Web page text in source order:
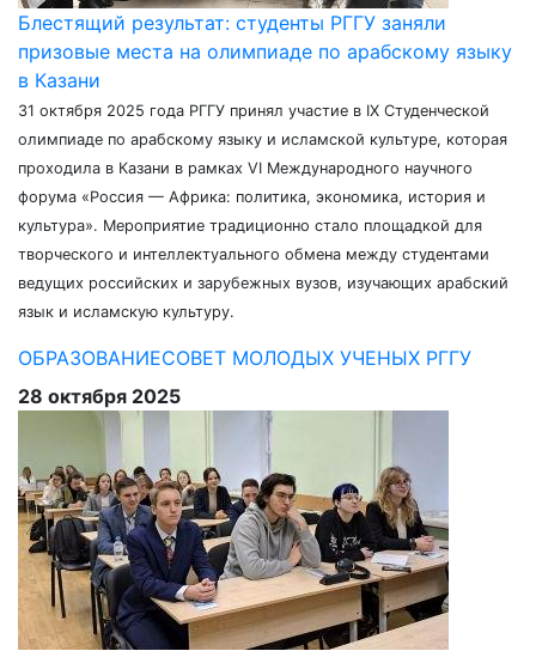
Блестящий результат: студенты РГГУ заняли
призовые места на олимпиаде по арабскому языку
в Казани
31 октября 2025 года РГГУ принял участие в IX Студенческой
олимпиаде по арабскому языку и исламской культуре, которая
проходила в Казани в рамках VI Международного научного
форума «Россия — Африка: политика, экономика, история и
культура». Мероприятие традиционно стало площадкой для
творческого и интеллектуального обмена между студентами
ведущих российских и зарубежных вузов, изучающих арабский
язык и исламскую культуру.
ОБРАЗОВАНИЕСОВЕТ МОЛОДЫХ УЧЕНЫХ РГГУ
28 октября 2025